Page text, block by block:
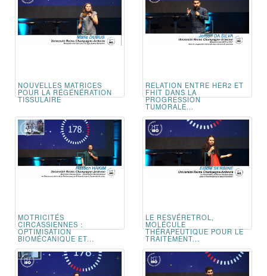
NOUVELLES MATRICES
POUR LA RÉGÉNÉRATION
TISSULAIRE
RELATION ENTRE HER2 ET
FHIT DANS LA
PROGRESSION
TUMORALE...
MOTRICITÉS
CIRCASSIENNES :
OPTIMISATION
BIOMÉCANIQUE ET...
LE RESVÉRETROL,
MOLÉCULE
THÉRAPEUTIQUE POUR LE
TRAITEMENT...